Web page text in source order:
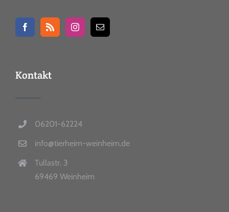
Kontakt
06201-62224
info@tierheim-weinheim.de
Tullastr. 3
69469 Weinheim